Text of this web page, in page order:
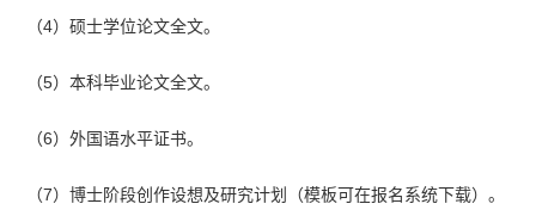
（4）硕士学位论文全文。
（5）本科毕业论文全文。
（6）外国语水平证书。
（7）博士阶段创作设想及研究计划（模板可在报名系统下载）。